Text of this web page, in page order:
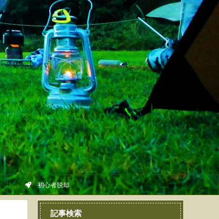
初心者脱却
記事検索